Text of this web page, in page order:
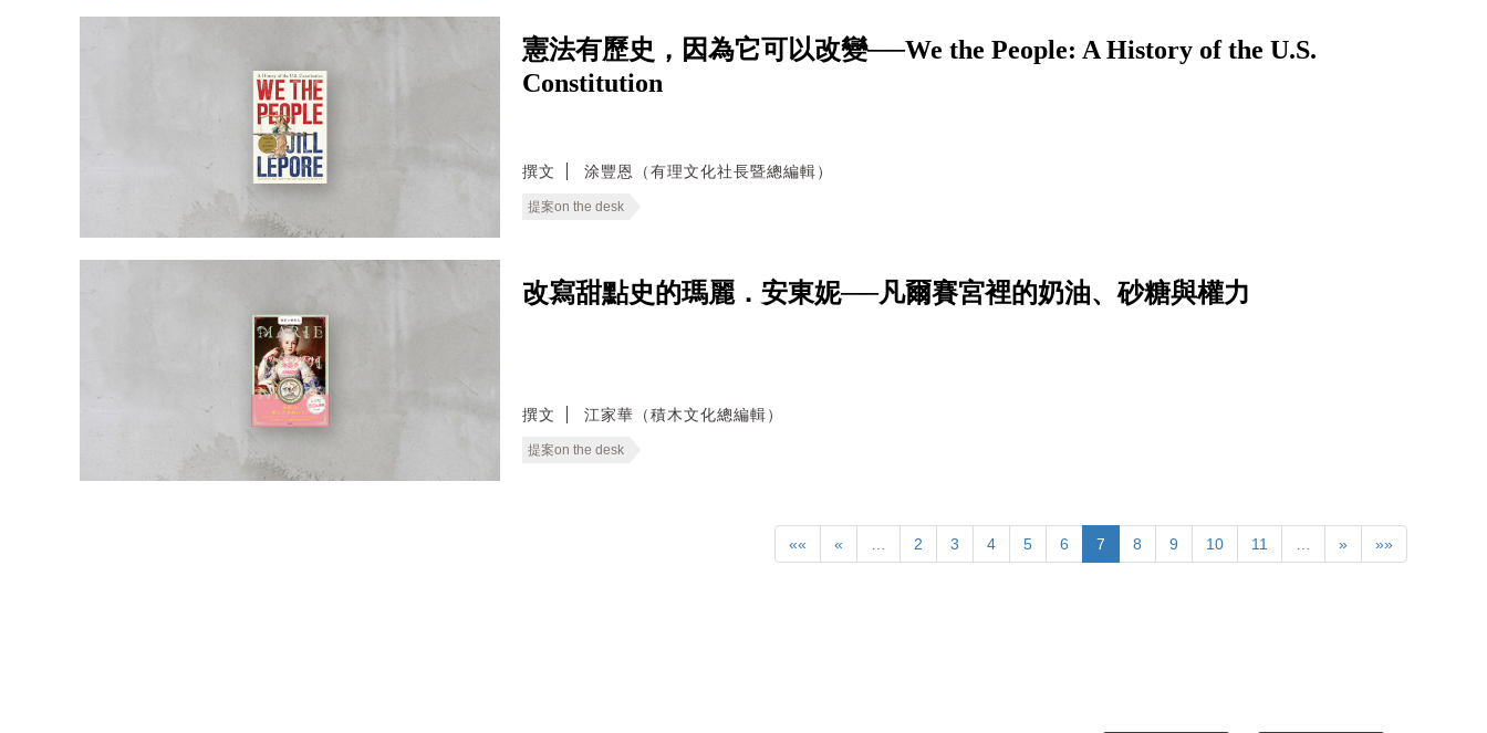
憲法有歷史，因為它可以改變──We the People: A History of the U.S.
Constitution
撰文 涂豐恩（有理文化社長暨總編輯）
提案on the desk
改寫甜點史的瑪麗．安東妮──凡爾賽宮裡的奶油、砂糖與權力
撰文 江家華（積木文化總編輯）
提案on the desk
«« « … 2 3 4 5 6 7 8 9 10 11 … » »»